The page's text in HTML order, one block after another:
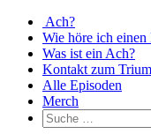
Ach?
Wie höre ich einen
Was ist ein Ach?
Kontakt zum
Alle Episoden
Merch